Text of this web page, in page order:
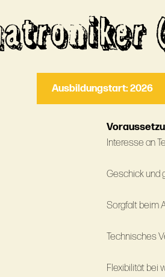
Ausbildungstart: 2026
Interesse an
Geschick und
Sorgfalt beim
Technisches
Flexibilität bei